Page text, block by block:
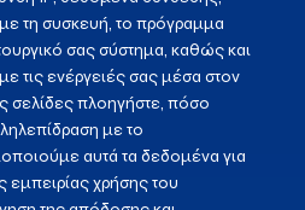
τη συσκευή, το πρόγραμμα
σας σύστημα, καθώς και
τις ενέργειές σας μέσα στον
σελίδες πλοηγήστε, πόσο
με το
αυτά τα δεδομένα για
εμπειρίας χρήσης του